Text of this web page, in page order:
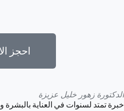
احجز
الدكتورة زهور خليل عزيزة
خبرة تمتد لسنوات في العناية بالبشرة